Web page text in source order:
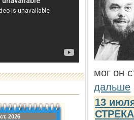
2026
мог он
дальше
13